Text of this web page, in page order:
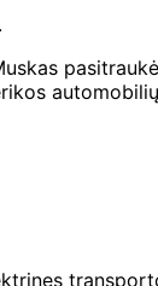
automobilių